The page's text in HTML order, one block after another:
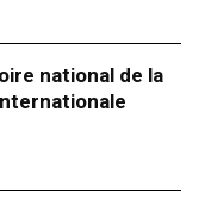
national de la